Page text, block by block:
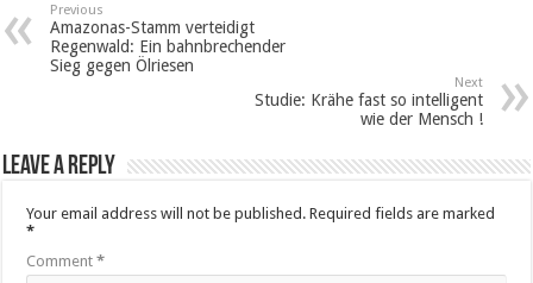
Previous
Amazonas-Stamm verteidigt
Regenwald: Ein bahnbrechender
Sieg gegen Ölriesen
Next
Studie: Krähe fast so intelligent
wie der Mensch !
Leave a Reply
Your email address will not be published. Required fields are marked
*
Comment*